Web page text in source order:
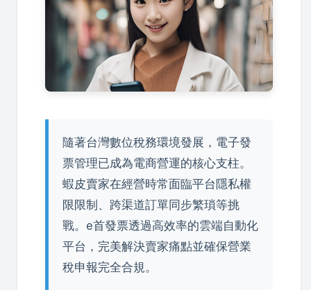
隨著台灣數位稅務環境發展，電子發
票管理已成為電商營運的核心支柱。
蝦皮賣家在經營時常面臨平台隱私權
限限制、跨渠道訂單同步繁瑣等挑
戰。e首發票透過高效率的雲端自動化
平台，完美解決賣家痛點並確保營業
稅申報完全合規。